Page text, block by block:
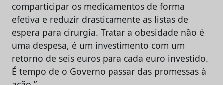
comparticipar os medicamentos de forma
efetiva e reduzir drasticamente as listas de
espera para cirurgia. Tratar a obesidade não é
uma despesa, é um investimento com um
retorno de seis euros para cada euro investido.
É tempo de o Governo passar das promessas à